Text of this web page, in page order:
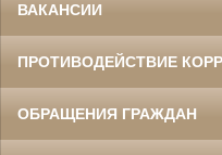
ВАКАНСИИ
ПРОТИВОДЕЙСТВИЕ
ОБРАЩЕНИЯ ГРАЖДАН